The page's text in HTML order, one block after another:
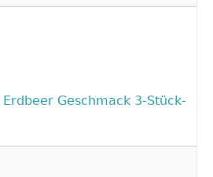
Erdbeer Geschmack 3-Stück-